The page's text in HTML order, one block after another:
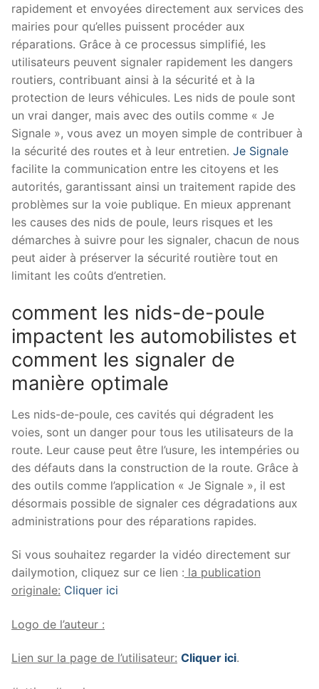
rapidement et envoyées directement aux services des
mairies pour qu’elles puissent procéder aux
réparations. Grâce à ce processus simplifié, les
utilisateurs peuvent signaler rapidement les dangers
routiers, contribuant ainsi à la sécurité et à la
protection de leurs véhicules. Les nids de poule sont
un vrai danger, mais avec des outils comme « Je
Signale », vous avez un moyen simple de contribuer à
la sécurité des routes et à leur entretien. Je Signale
facilite la communication entre les citoyens et les
autorités, garantissant ainsi un traitement rapide des
problèmes sur la voie publique. En mieux apprenant
les causes des nids de poule, leurs risques et les
démarches à suivre pour les signaler, chacun de nous
peut aider à préserver la sécurité routière tout en
limitant les coûts d’entretien.
comment les nids-de-poule
impactent les automobilistes et
comment les signaler de
manière optimale
Les nids-de-poule, ces cavités qui dégradent les
voies, sont un danger pour tous les utilisateurs de la
route. Leur cause peut être l’usure, les intempéries ou
des défauts dans la construction de la route. Grâce à
des outils comme l’application « Je Signale », il est
désormais possible de signaler ces dégradations aux
administrations pour des réparations rapides.
Si vous souhaitez regarder la vidéo directement sur
dailymotion, cliquez sur ce lien : la publication
originale: Cliquer ici
Logo de l’auteur :
Lien sur la page de l’utilisateur: Cliquer ici.